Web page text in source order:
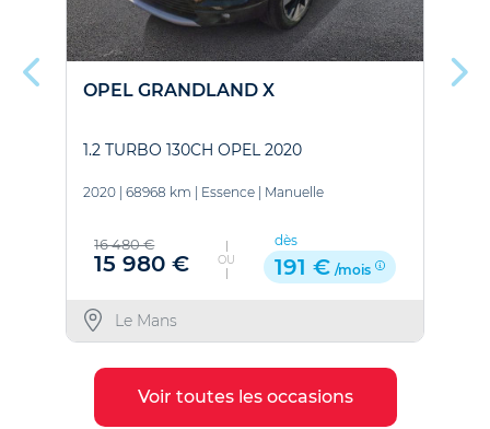
OPEL GRANDLAND X
1.2 TURBO 130CH OPEL 2020
2020 68968 km Essence Manuelle
16 480 €
15 980 € OU
dès
191 € /mois
Le Mans
Voir toutes les occasions